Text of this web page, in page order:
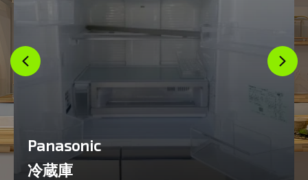
Panasonic
冷蔵庫